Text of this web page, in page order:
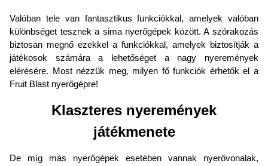
Valóban tele van fantasztikus funkciókkal, amelyek valóban
különbséget tesznek a sima nyerőgépek között. A szórakozás
biztosan megnő ezekkel a funkciókkal, amelyek biztosítják a
játékosok számára a lehetőséget a nagy nyeremények
elérésére. Most nézzük meg, milyen fő funkciók érhetők el a
Fruit Blast nyerőgépre!
Klaszteres nyeremények
játékmenete
De míg más nyerőgépek esetében vannak nyerővonalak,